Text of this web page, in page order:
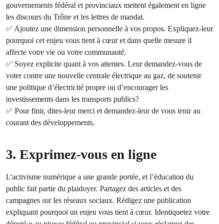
gouvernements fédéral et provinciaux mettent également en ligne
les discours du Trône et les lettres de mandat.
✅ Ajoutez une dimension personnelle à vos propos. Expliquez-leur
pourquoi cet enjeu vous tient à cœur et dans quelle mesure il
affecte votre vie ou votre communauté.
✅ Soyez explicite quant à vos attentes. Leur demandez-vous de
voter contre une nouvelle centrale électrique au gaz, de soutenir
une politique d’électricité propre ou d’encourager les
investissements dans les transports publics?
✅ Pour finir, dites-leur merci et demandez-leur de vous tenir au
courant des développements.
3. Exprimez-vous en ligne
L’activisme numérique a une grande portée, et l’éducation du
public fait partie du plaidoyer. Partagez des articles et des
campagnes sur les réseaux sociaux. Rédigez une publication
expliquant pourquoi un enjeu vous tient à cœur. Identiquetez votre